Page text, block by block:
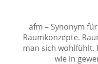
afm – Synonym
Raumkonzepte.
man sich wohlfühlt.
wie in